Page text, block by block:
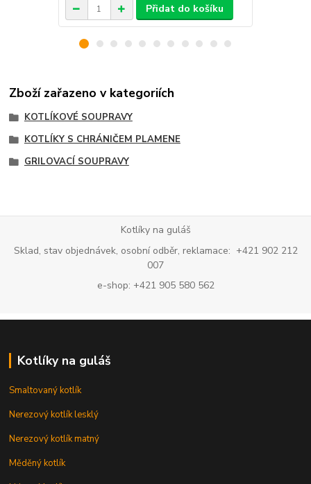
Přidat do košíku
Zboží zařazeno v kategoriích
KOTLÍKOVÉ SOUPRAVY
KOTLÍKY S CHRÁNIČEM PLAMENE
GRILOVACÍ SOUPRAVY
Kotlíky na guláš
Sklad, stav objednávek, osobní odběr, reklamace: +421 902 212
007
e-shop: +421 905 580 562
Kotlíky na guláš
Smaltovaný kotlík
Nerezový kotlík lesklý
Nerezový kotlík matný
Měděný kotlík